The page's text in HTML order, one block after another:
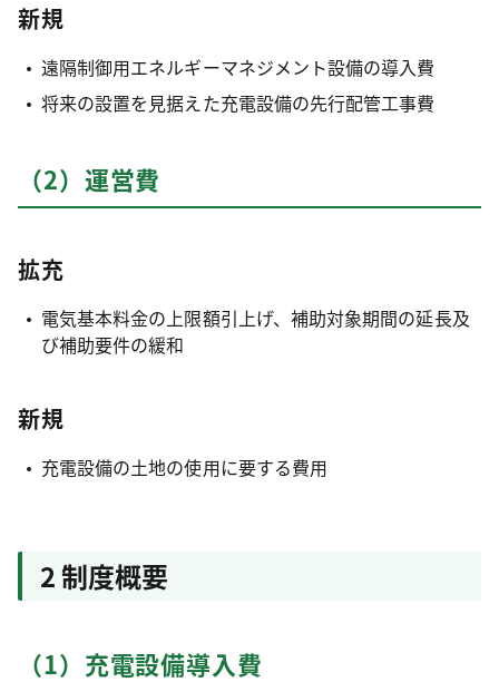
新規
遠隔制御用エネルギーマネジメント設備の導入費
将来の設置を見据えた充電設備の先行配管工事費
（2）運営費
拡充
電気基本料金の上限額引上げ、補助対象期間の延長及
び補助要件の緩和
新規
充電設備の土地の使用に要する費用
2 制度概要
（1）充電設備導入費